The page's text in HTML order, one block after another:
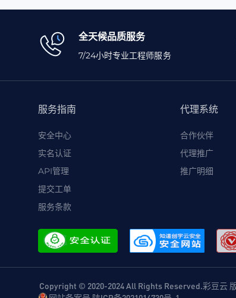
全天候品质服务
7/24小时专业工程师服务
服务指南
安全中心
实名认证
API管理
提交工单
服务条款
代理系统
合作伙伴
代理推广
推广明细
Copyright © 2020-2024 All Rights Reserved.彩豆云